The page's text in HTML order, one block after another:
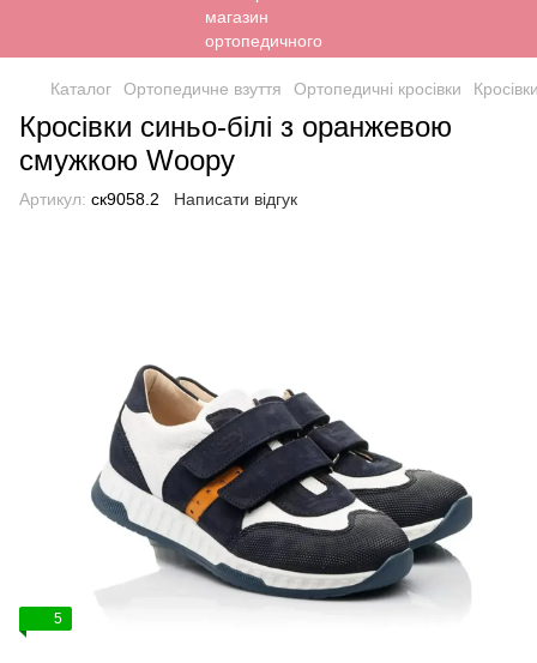
Каталог Ортопедичне взуття Ортопедичні кросівки
Кросівки синьо-білі з оранжевою
смужкою Woopy
Артикул: ск9058.2 Написати відгук
5